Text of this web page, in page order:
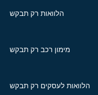
הלוואות רק תבקש
מימון רכב רק תבקש
הלוואות לעסקים רק תבקש